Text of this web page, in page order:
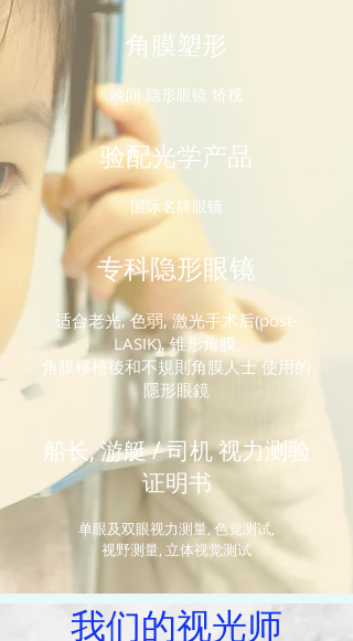
角膜塑形
晚间 隐形眼镜 矫视
验配光学产品
国际名牌眼镜
专科隐形眼镜
适合老光, 色弱, 激光手术后(post-
LASIK), 锥形角膜,
角膜移植後和不規則角膜人士 使用的
隱形眼鏡
船长, 游艇 / 司机 视力测验
证明书
单眼及双眼视力测量, 色觉测试,
视野测量, 立体视觉测试
我们的视光师